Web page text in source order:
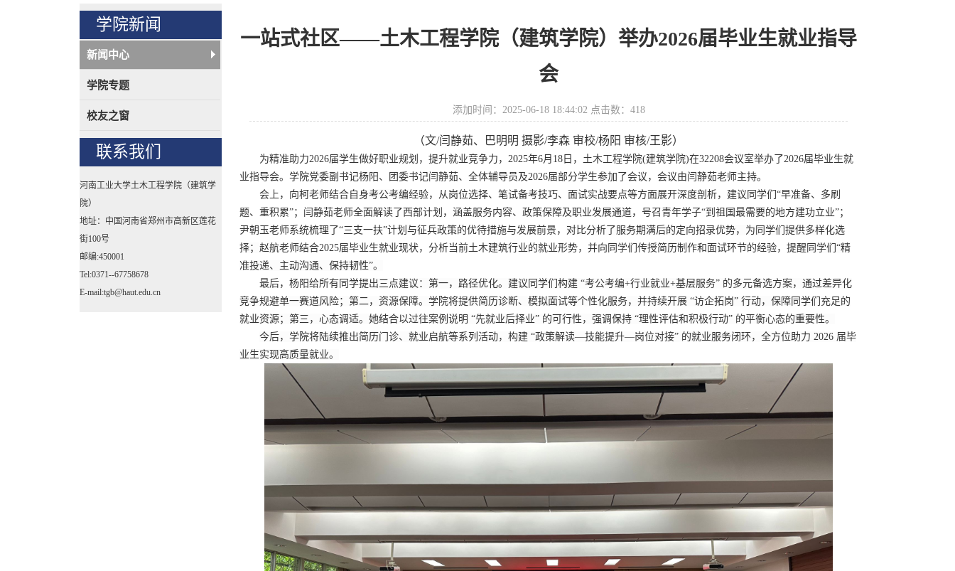
学院新闻
新闻中心
学院专题
校友之窗
联系我们
河南工业大学土木工程学院（建筑学
院）
地址：中国河南省郑州市高新区莲花
街100号
邮编:450001
Tel:0371--67758678
E-mail:tgb@haut.edu.cn
一站式社区——土木工程学院（建筑学院）举办2026届毕业生就业指导
会
添加时间：2025-06-18 18:44:02 点击数： 418
（文/闫静茹、巴明明 摄影/李森 审校/杨阳 审核/王影）
为精准助力2026届学生做好职业规划，提升就业竞争力， 2025年6月 18 日，土木工程学院(建筑学院)在32208会议室举办 了2026届毕业生就
业指导会。 学院党委副书记杨阳、团委书记闫静茹、全体辅导员及2026届部分学生参加了会议 ， 会议由闫静茹老师主持。
会上， 向柯老师结合自身考公考编经验，从岗位选择、笔试备考技巧、面试实战要点等方面展开深度剖析，建议同学们 “早准备、多刷
题、重积累”； 闫静茹老师全面解读 了西部计划，涵盖服务内容、政策保障及职业发展通道，号召青年学子“到祖国最需要的地方建功立业”；
尹朝玉老师系统梳理 了“三支一扶”计划与征兵政策的优待措施与发展前景， 对比分析了服务期满后的定向招录优势， 为同学们提供多样化选
择； 赵航老师结合2025届毕业生就业现状，分析当前土木建筑行业的就业形势，并向同学们传授简历制作和面试环节的经验， 提醒同学们 “精
准投递、主动沟通、保持韧性”。
最后，杨阳给所有同学提出三点建议：第一， 路径优化。 建议 同学们 构建 “考公考编+行业就业+基层服务” 的多元备选方案，通过差异化
竞争规避单一赛道风险； 第二， 资源保障。 学院将提供简历诊断、模拟面试等个性化服务，并持续开展 “访企拓岗” 行动， 保障同学们充足的
就业资源 ； 第三， 心态调适。 她结合以过往案例说明 “先就业后择业” 的可行性，强调保持 “理性评估和积极行动” 的平衡心态的重要性。
今后，学院将陆续推出简历门诊、就业启航等系列活动，构建 “政策解读—技能提升—岗位对接” 的就业服务闭环，全方位助力 2026 届毕
业生实现高质量就业。